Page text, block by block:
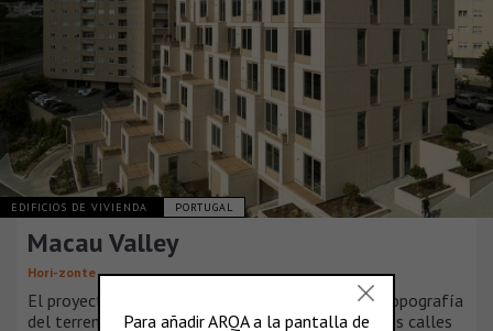
EDIFICIOS DE VIVIENDA PORTUGAL
Macau Valley
Hori-zonte
El proyecto surge de un análisis detallado de la topografía
del terreno y del tejido urbano circundante. Las dos calles